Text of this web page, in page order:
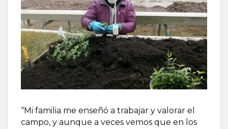
“Mi familia me enseñó a trabajar y valorar el
campo, y aunque a veces vemos que en los